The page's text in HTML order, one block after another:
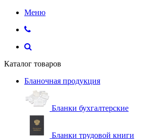
Меню
Каталог товаров
Бланочная продукция
Бланки бухгалтерские
Бланки трудовой книги